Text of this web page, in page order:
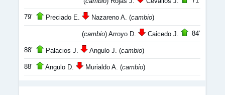
79’ Preciado E. Nazareno A. (cambio)
(cambio) Arroyo D. Caicedo J. 84’
88’ Palacios J. Angulo J. (cambio)
88’ Angulo D. Murialdo A. (cambio)